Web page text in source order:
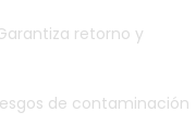
retorno y
de contaminación